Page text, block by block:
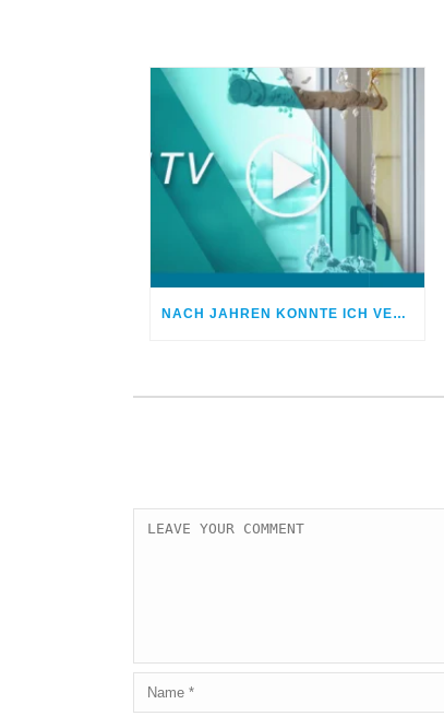
NACH JAHREN KONNTE ICH VERGEBEN